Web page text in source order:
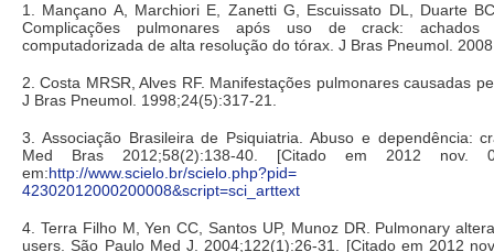
1. Mançano A, Marchiori E, Zanetti G, Escuissato DL, Duarte
Complicações pulmonares após uso de crack: achados
computadorizada de alta resolução do tórax. J Bras Pneumol.
2. Costa MRSR, Alves RF. Manifestações pulmonares causadas
J Bras Pneumol. 1998;24(5):317-21.
3. Associação Brasileira de Psiquiatria. Abuso e dependência:
Med Bras 2012;58(2):138-40. [Citado em 2012 nov.
em:http://www.scielo.br/
42302012000200008&script=sci_arttext
4. Terra Filho M, Yen CC, Santos UP, Munoz DR. Pulmonary
users. São Paulo Med J. 2004;122(1):26-31. [Citado em 2012